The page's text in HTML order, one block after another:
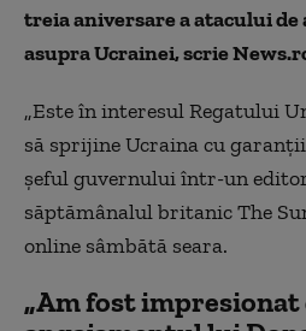
treia aniversare a atacului de
asupra Ucrainei, scrie
„Este în interesul Regatului
să sprijine Ucraina cu
şeful guvernului într-un
săptămânalul britanic The
online sâmbătă seara.
„Am fost impresionat